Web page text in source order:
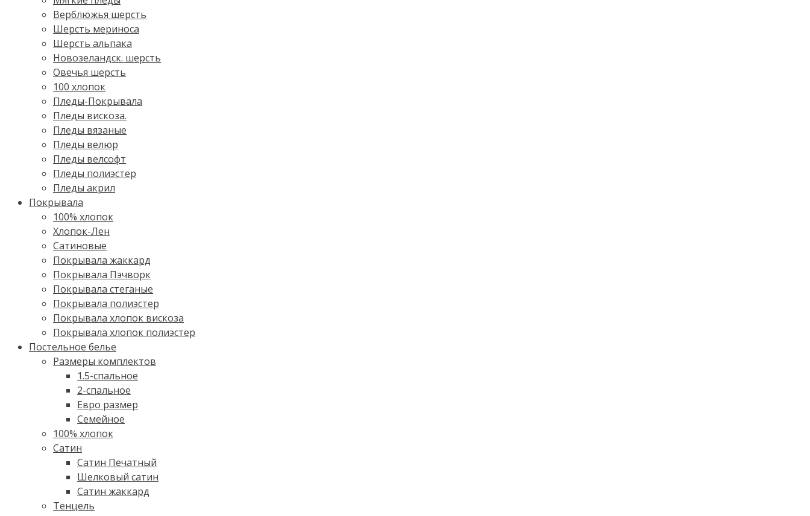
Верблюжья шерсть
Шерсть мериноса
Шерсть альпака
Новозеландск. шерсть
Овечья шерсть
100 хлопок
Пледы-Покрывала
Пледы вискоза.
Пледы вязаные
Пледы велюр
Пледы велсофт
Пледы полиэстер
Пледы акрил
Покрывала
100% хлопок
Хлопок-Лен
Сатиновые
Покрывала жаккард
Покрывала Пэчворк
Покрывала стеганые
Покрывала полиэстер
Покрывала хлопок вискоза
Покрывала хлопок полиэстер
Постельное белье
Размеры комплектов
1.5-спальное
2-спальное
Евро размер
Семейное
100% хлопок
Cатин
Сатин Печатный
Шелковый сатин
Сатин жаккард
Тенцель